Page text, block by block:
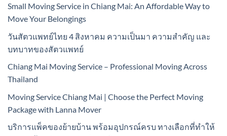
Small Moving Service in Chiang Mai: An Affordable Way to
Move Your Belongings
วันสัตวแพทย์ไทย 4 สิงหาคม ความเป็นมา ความสำคัญ และ
บทบาทของสัตวแพทย์
Chiang Mai Moving Service – Professional Moving Across
Thailand
Moving Service Chiang Mai | Choose the Perfect Moving
Package with Lanna Mover
บริการแพ็คของย้ายบ้าน พร้อมอุปกรณ์ครบ ทางเลือกที่ทำให้